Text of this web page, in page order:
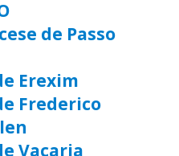
de Passo
Erexim
Frederico
Vacaria